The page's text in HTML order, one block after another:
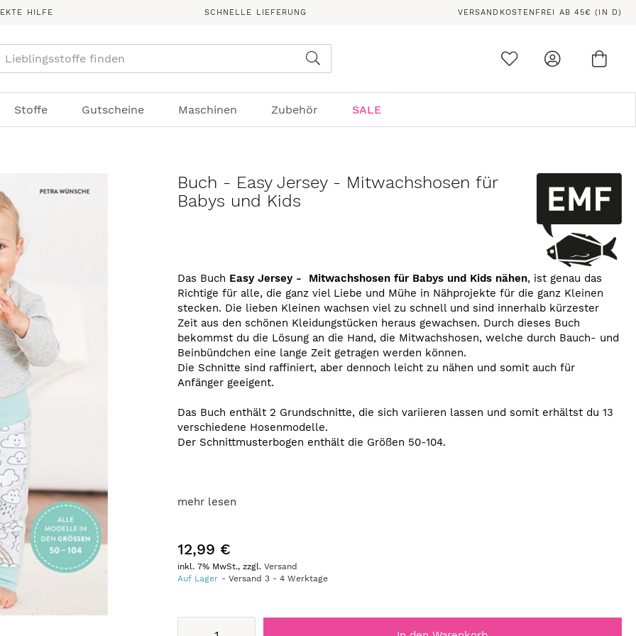
HILFE SCHNELLE LIEFERUNG VERSANDKOSTENFREI AB 45€ (IN D)
Stoffe Gutscheine Maschinen Zubehör SALE
Buch - Easy Jersey - Mitwachshosen für
Babys und Kids
Das Buch Easy Jersey - Mitwachshosen für Babys und Kids nähen, ist genau das
Richtige für alle, die ganz viel Liebe und Mühe in Nähprojekte für die ganz Kleinen
stecken. Die lieben Kleinen wachsen viel zu schnell und sind innerhalb kürzester
Zeit aus den schönen Kleidungstücken heraus gewachsen. Durch dieses Buch
bekommst du die Lösung an die Hand, die Mitwachshosen, welche durch Bauch- und
Beinbündchen eine lange Zeit getragen werden können.
Die Schnitte sind raffiniert, aber dennoch leicht zu nähen und somit auch für
Anfänger geeigent.
Das Buch enthält 2 Grundschnitte, die sich variieren lassen und somit erhältst du 13
verschiedene Hosenmodelle.
Der Schnittmusterbogen enthält die Größen 50-104.
mehr lesen
12,99 €
inkl. 7% MwSt., zzgl.Versand
Auf Lager
Versand3 -4 Werktage